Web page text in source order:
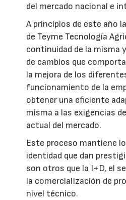
del mercado nacional e
A principios de este año
de Teyme Tecnología
continuidad de la misma
de cambios que
la mejora de los
funcionamiento de la
obtener una eficiente
misma a las exigencias
actual del mercado.
Este proceso mantiene
identidad que dan
son otros que la I+D, el
la comercialización de
nivel técnico.